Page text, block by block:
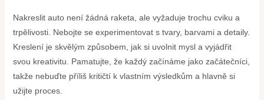
Nakreslit auto není žádná raketa, ale vyžaduje trochu cviku a
trpělivosti. Nebojte se experimentovat s tvary, barvami a detaily.
Kreslení je skvělým způsobem, jak si uvolnit mysl a vyjádřit
svou kreativitu. Pamatujte, že každý začínáme jako začátečníci,
takže nebuďte příliš kritičtí k vlastním výsledkům a hlavně si
užijte proces.